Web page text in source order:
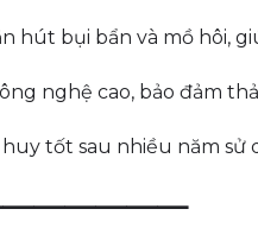
hút bụi bẩn và mồ hôi,
nghệ cao, bảo đảm
tốt sau nhiều năm sử